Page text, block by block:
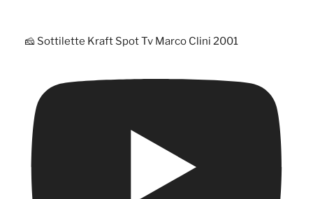
🧀 Sottilette Kraft Spot Tv Marco Clini 2001